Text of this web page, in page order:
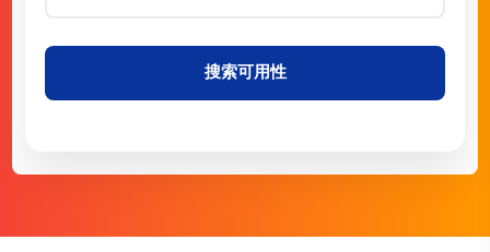
搜索可用性